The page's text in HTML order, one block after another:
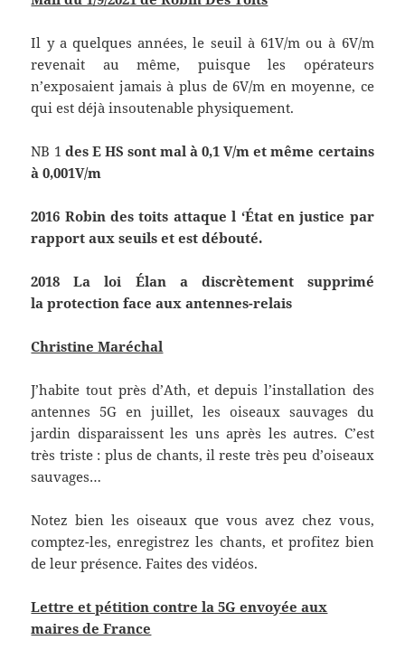
Il y a quelques années, le seuil à 61V/m ou à 6V/m
revenait au même, puisque les opérateurs
n’exposaient jamais à plus de 6V/m en moyenne, ce
qui est déjà insoutenable physiquement.
NB 1 des E HS sont mal à 0,1 V/m et même certains
à 0,001V/m
2016 Robin des toits attaque l ‘État en justice par
rapport aux seuils et est débouté.
2018 La loi Élan a discrètement supprimé
la protection face aux antennes-relais
Christine Maréchal
J’habite tout près d’Ath, et depuis l’installation des
antennes 5G en juillet, les oiseaux sauvages du
jardin disparaissent les uns après les autres. C’est
très triste : plus de chants, il reste très peu d’oiseaux
sauvages…
Notez bien les oiseaux que vous avez chez vous,
comptez-les, enregistrez les chants, et profitez bien
de leur présence. Faites des vidéos.
Lettre et pétition contre la 5G envoyée aux
maires de France